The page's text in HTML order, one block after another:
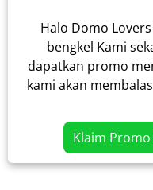
Halo Domo
bengkel Kami
dapatkan promo
kami akan
Klaim Promo